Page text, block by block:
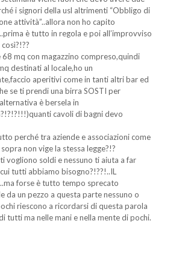
i signori della usl altrimenti “Obbligo di
attività”..allora non ho capito
è tutto in regola e poi all’improvviso
68 mq con magazzino compreso,quindi
destinati al locale,ho un
aperitivi come in tanti altri bar ed
se ti prendi una birra SOSTI per
è bersela in
cavoli di bagni devo
perché tra aziende e associazioni come
non vige la stessa legge?!?
vogliono soldi e nessuno ti aiuta a far
tutti abbiamo bisogno?!??!..IL
forse è tutto tempo sprecato
da un pezzo a questa parte nessuno o
riescono a ricordarsi di questa parola
tutti ma nelle mani e nella mente di pochi.